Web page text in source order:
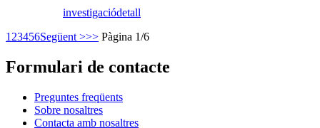
investigaciódetall
1 23456Següent >>> Pàgina 1/6
Formulari de contacte
Preguntes freqüents
Sobre nosaltres
Contacta amb nosaltres